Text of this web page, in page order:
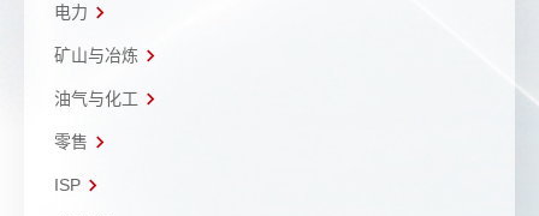
电力
矿山与冶炼
油气与化工
零售
ISP